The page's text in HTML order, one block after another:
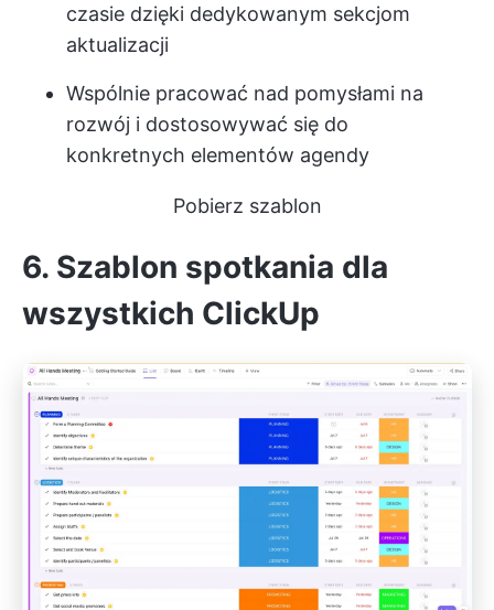
czasie dzięki dedykowanym sekcjom
aktualizacji
Wspólnie pracować nad pomysłami na
rozwój i dostosowywać się do
konkretnych elementów agendy
Pobierz szablon
6. Szablon spotkania dla
wszystkich ClickUp